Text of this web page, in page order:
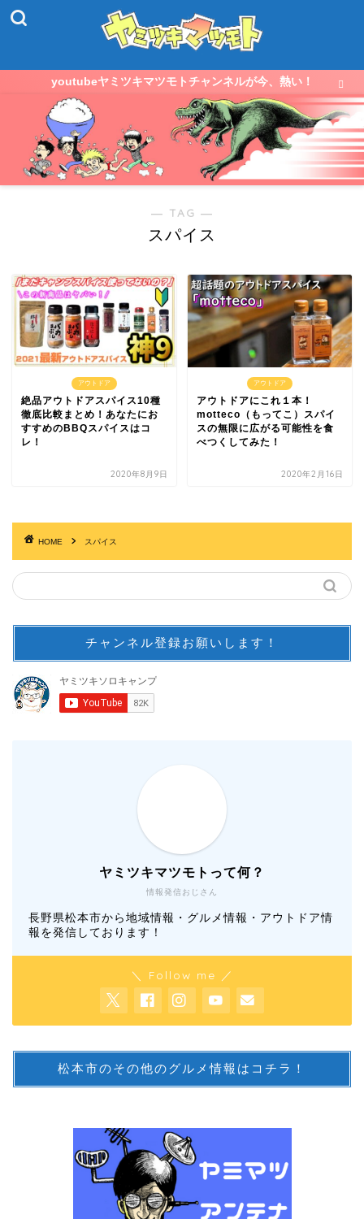
youtubeヤミツキマツモトチャンネルが今、熱い！
― TAG ―
スパイス
アウトドア
絶品アウトドアスパイス10種
徹底比較まとめ！あなたにお
すすめのBBQスパイスはコ
レ！
2020年8月9日
アウトドア
アウトドアにこれ１本！
motteco（もってこ）スパイ
スの無限に広がる可能性を食
べつくしてみた！
2020年2月16日
HOME スパイス
チャンネル登録お願いします！
情報発信おじさん
ヤミツキマツモトって何？
長野県松本市から地域情報・グルメ情報・アウトドア情
報を発信しております！
＼ Follow me ／
松本市のその他のグルメ情報はコチラ！